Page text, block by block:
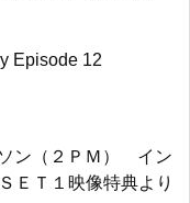
Episode 12
ソン（２ＰＭ） イン
ＥＴ１映像特典より